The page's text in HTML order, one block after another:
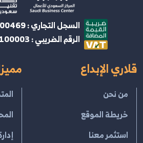
السجل التجاري : 2054100469
الرقم الضريبي : 301270962100003
قلاري الإبداع
من نحن
خريطة الموقع
استثمر معنا